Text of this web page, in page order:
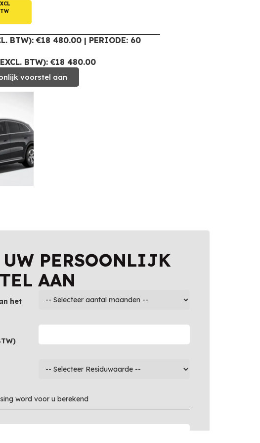
BTW): €18 480.00 | PERIODE: 60
BTW): €18 480.00
voorstel aan
UW PERSOONLIJK
AAN
het
word voor u berekend